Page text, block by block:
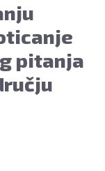
pitanja